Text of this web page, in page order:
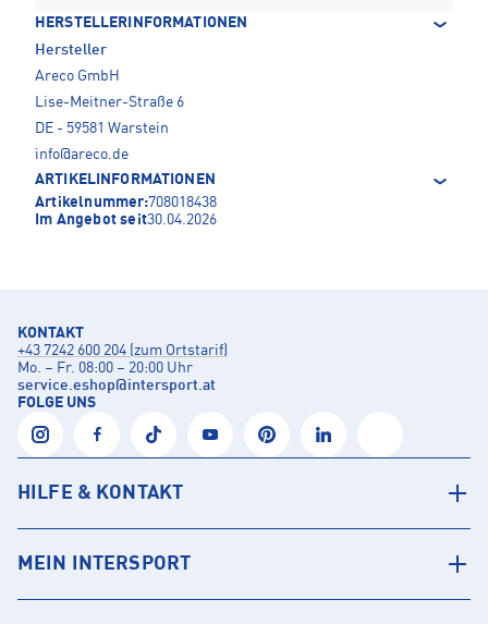
HERSTELLERINFORMATIONEN
Hersteller
Areco GmbH
Lise-Meitner-Straße 6
DE - 59581 Warstein
info@areco.de
ARTIKELINFORMATIONEN
Artikelnummer:708018438
Im Angebot seit30.04.2026
KONTAKT
+43 7242 600 204 (zum Ortstarif)
Mo. – Fr. 08:00 – 20:00 Uhr
service.eshop@intersport.at
FOLGE UNS
HILFE & KONTAKT
MEIN INTERSPORT